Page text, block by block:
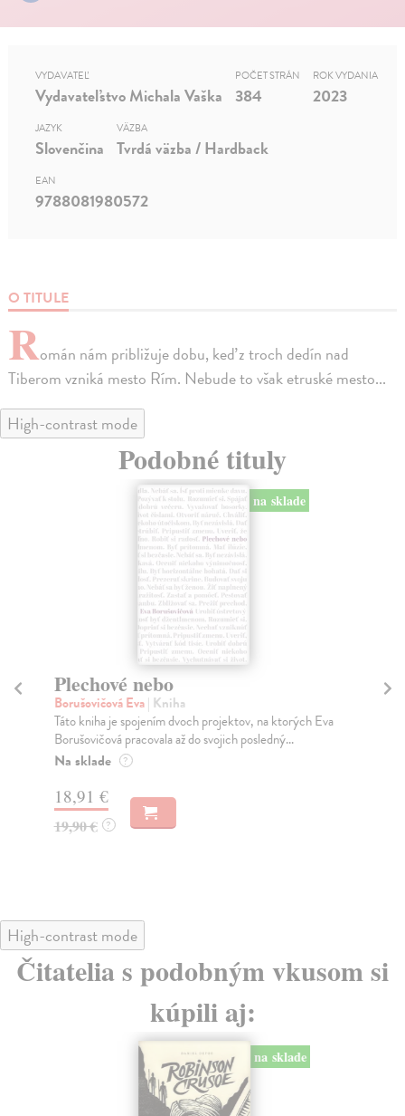
O TITULE
Román nám približuje dobu, keď z troch dedín nad
Tiberom vzniká mesto Rím. Nebude to však etruské mesto...
VYDAVATEĽ
Vydavateľstvo Michala Vaška
POČET STRÁN
384
ROK VYDANIA
2023
JAZYK
Slovenčina
VÄZBA
Tvrdá väzba / Hardback
EAN
9788081980572
High-contrast mode
Podobné tituly
na sklade
Plechové nebo
Borušovičová Eva| Kniha
Táto kniha je spojením dvoch projektov, na ktorých Eva
Borušovičová pracovala až do svojich posledný...
Na sklade ?
18,91 €
19,90 € ?
High-contrast mode
Čitatelia s podobným vkusom si
kúpili aj:
na sklade